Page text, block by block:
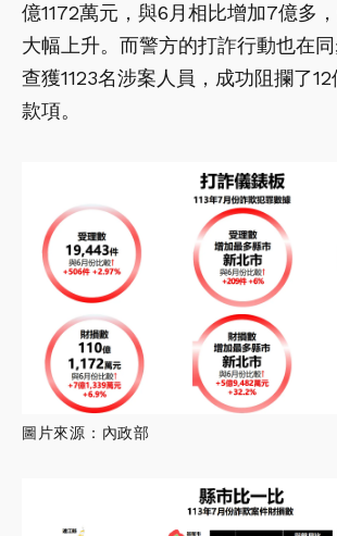
億1172萬元，與6月相比增加7億多
大幅上升。而警方的打詐行動也在
查獲1123名涉案人員，成功阻攔了
款項。
圖片來源：內政部